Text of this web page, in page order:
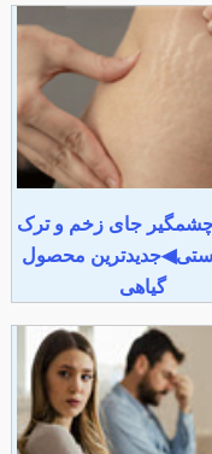
جای زخم و ترک
محصول
گیاهی